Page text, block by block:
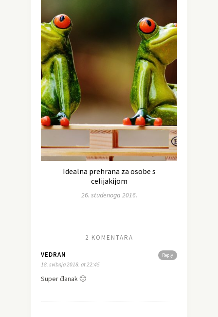
Idealna prehrana za osobe s
celijakijom
26. studenoga 2016.
2 KOMENTARA
Reply
VEDRAN
18. svibnja 2018. at 22:45
Super članak 🙂